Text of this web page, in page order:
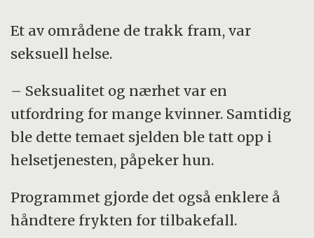
Et av områdene de trakk fram, var
seksuell helse.
– Seksualitet og nærhet var en
utfordring for mange kvinner. Samtidig
ble dette temaet sjelden ble tatt opp i
helsetjenesten, påpeker hun.
Programmet gjorde det også enklere å
håndtere frykten for tilbakefall.